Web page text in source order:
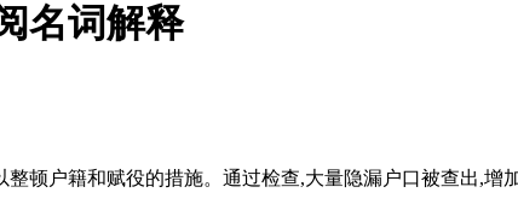
名词解释
顿户籍和赋役的措施。通过检查,大量隐漏户口被查出,增